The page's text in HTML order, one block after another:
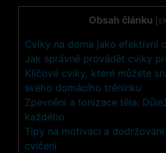
Obsah článku [
Cviky na doma jako efektivní
Jak správně provádět cviky
Klíčové cviky, které můžete
svého domácího tréninku
Zpevnění a tonizace těla:
každého
Tipy na motivaci a
cvičení